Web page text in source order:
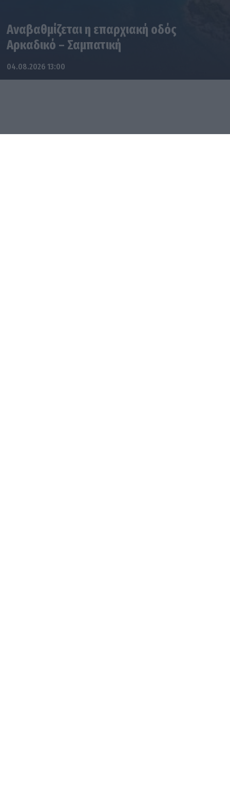
Αναβαθμίζεται η επαρχιακή οδός
Αρκαδικό – Σαμπατική
04.08.2026 13:00